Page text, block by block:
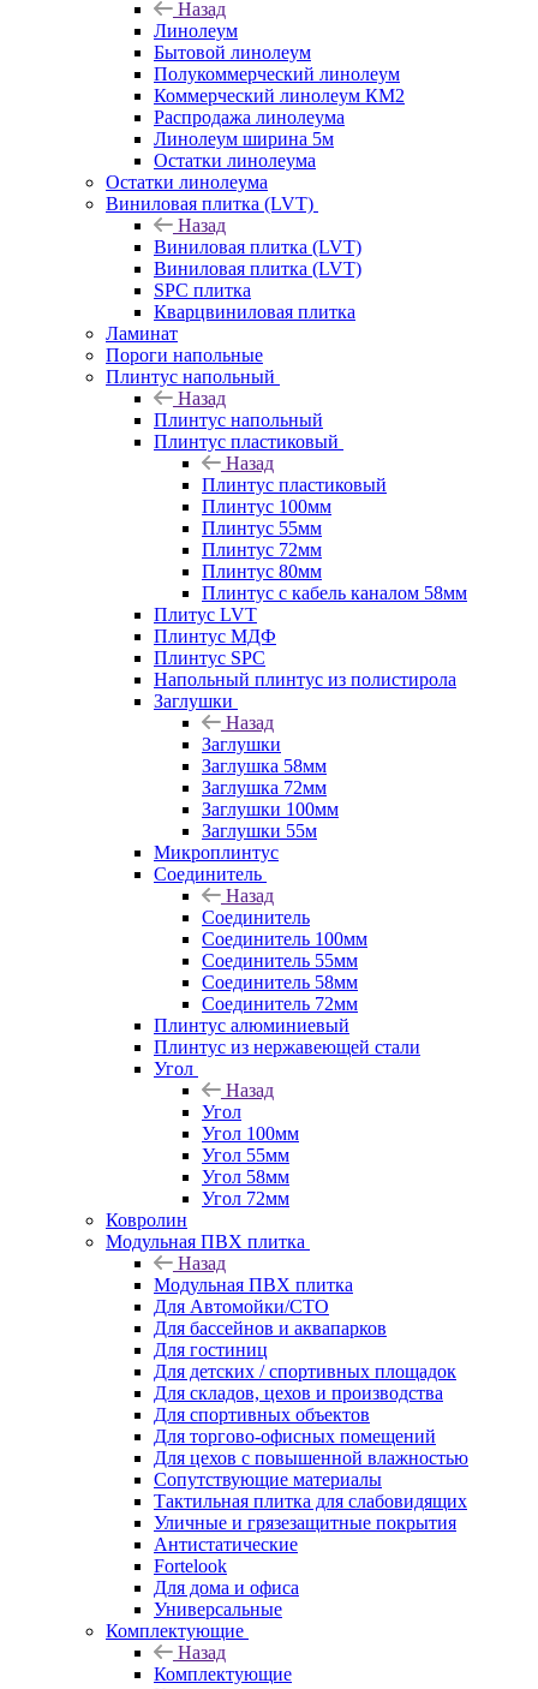
Назад
Линолеум
Бытовой линолеум
Полукоммерческий линолеум
Коммерческий линолеум КМ2
Распродажа линолеума
Линолеум ширина 5м
Остатки линолеума
Остатки линолеума
Виниловая плитка (LVT)
Назад
Виниловая плитка (LVT)
Виниловая плитка (LVT)
SPC плитка
Кварцвиниловая плитка
Ламинат
Пороги напольные
Плинтус напольный
Назад
Плинтус напольный
Плинтус пластиковый
Назад
Плинтус пластиковый
Плинтус 100мм
Плинтус 55мм
Плинтус 72мм
Плинтус 80мм
Плинтус с кабель каналом 58мм
Плитус LVT
Плинтус МДФ
Плинтус SPC
Напольный плинтус из полистирола
Заглушки
Назад
Заглушки
Заглушка 58мм
Заглушка 72мм
Заглушки 100мм
Заглушки 55м
Микроплинтус
Соединитель
Назад
Соединитель
Соединитель 100мм
Соединитель 55мм
Соединитель 58мм
Соединитель 72мм
Плинтус алюминиевый
Плинтус из нержавеющей стали
Угол
Назад
Угол
Угол 100мм
Угол 55мм
Угол 58мм
Угол 72мм
Ковролин
Модульная ПВХ плитка
Назад
Модульная ПВХ плитка
Для Автомойки/СТО
Для бассейнов и аквапарков
Для гостиниц
Для детских / спортивных площадок
Для складов, цехов и производства
Для спортивных объектов
Для торгово-офисных помещений
Для цехов с повышенной влажностью
Сопутствующие материалы
Тактильная плитка для слабовидящих
Уличные и грязезащитные покрытия
Антистатические
Fortelook
Для дома и офиса
Универсальные
Комплектующие
Назад
Комплектующие